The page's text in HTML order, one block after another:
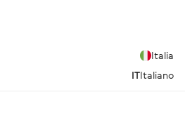
Italia
ITItaliano